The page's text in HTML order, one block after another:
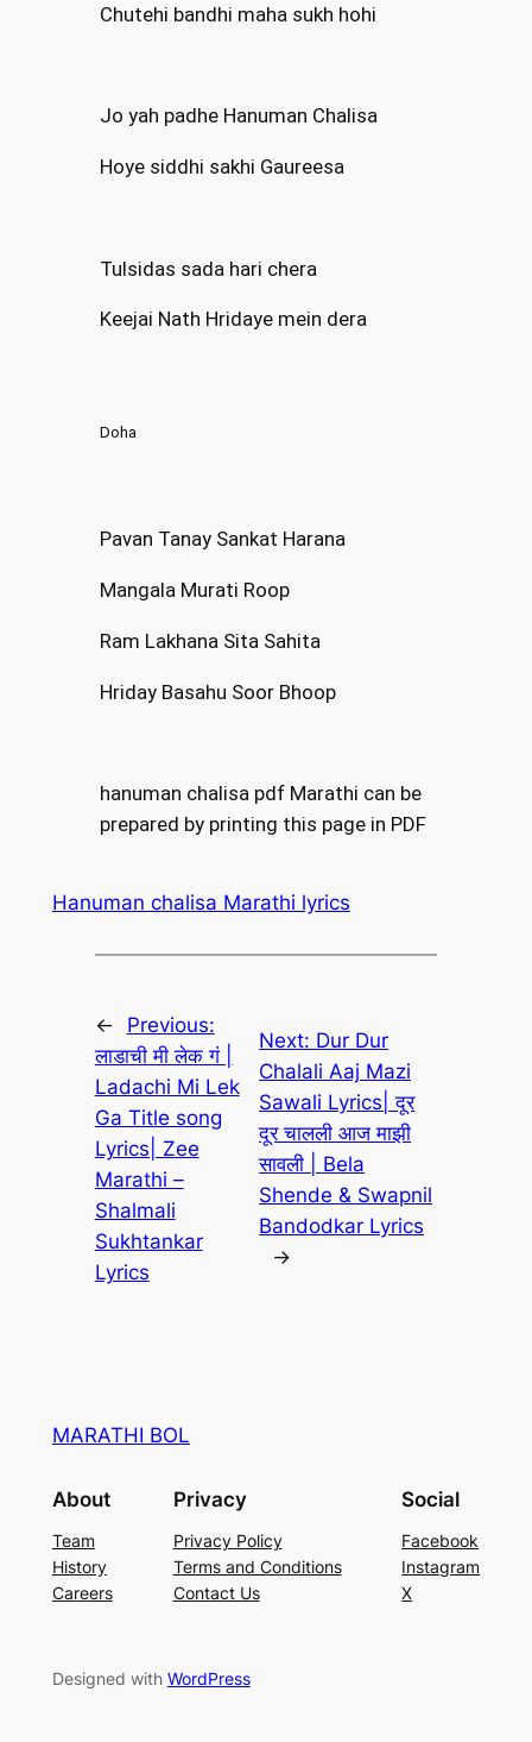
Chutehi bandhi maha sukh hohi
Jo yah padhe Hanuman Chalisa
Hoye siddhi sakhi Gaureesa
Tulsidas sada hari chera
Keejai Nath Hridaye mein dera
Doha
Pavan Tanay Sankat Harana
Mangala Murati Roop
Ram Lakhana Sita Sahita
Hriday Basahu Soor Bhoop
hanuman chalisa pdf Marathi can be
prepared by printing this page in PDF
Hanuman chalisa Marathi lyrics
←
Previous:
लाडाची मी लेक गं |
Ladachi Mi Lek
Ga Title song
Lyrics| Zee
Marathi –
Shalmali
Sukhtankar
Lyrics
Next: Dur Dur
Chalali Aaj Mazi
Sawali Lyrics| दूर
दूर चालली आज माझी
सावली | Bela
Shende & Swapnil
Bandodkar Lyrics
→
MARATHI BOL
About
Team
History
Careers
Privacy
Privacy Policy
Terms and Conditions
Contact Us
Social
Facebook
Instagram
X
Designed with WordPress